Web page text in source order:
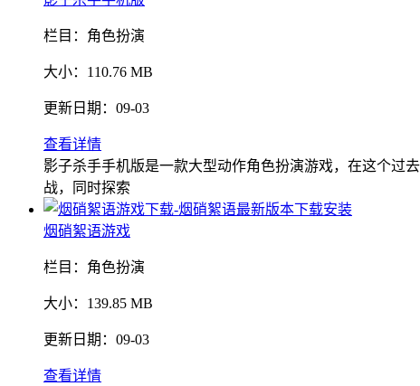
栏目： 角色扮演
大小： 110.76 MB
更新日期： 09-03
查看详情
影子杀手手机版是一款大型动作角色扮演游戏，在这个过
战，同时探索
烟硝絮语游戏
栏目： 角色扮演
大小： 139.85 MB
更新日期： 09-03
查看详情